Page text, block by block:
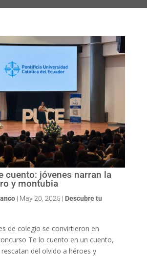
cuento: jóvenes narran la
y montubia
| May 20, 2025 | Descubre tu
de colegio se convirtieron en
Te lo cuento en un cuento,
del olvido a héroes y